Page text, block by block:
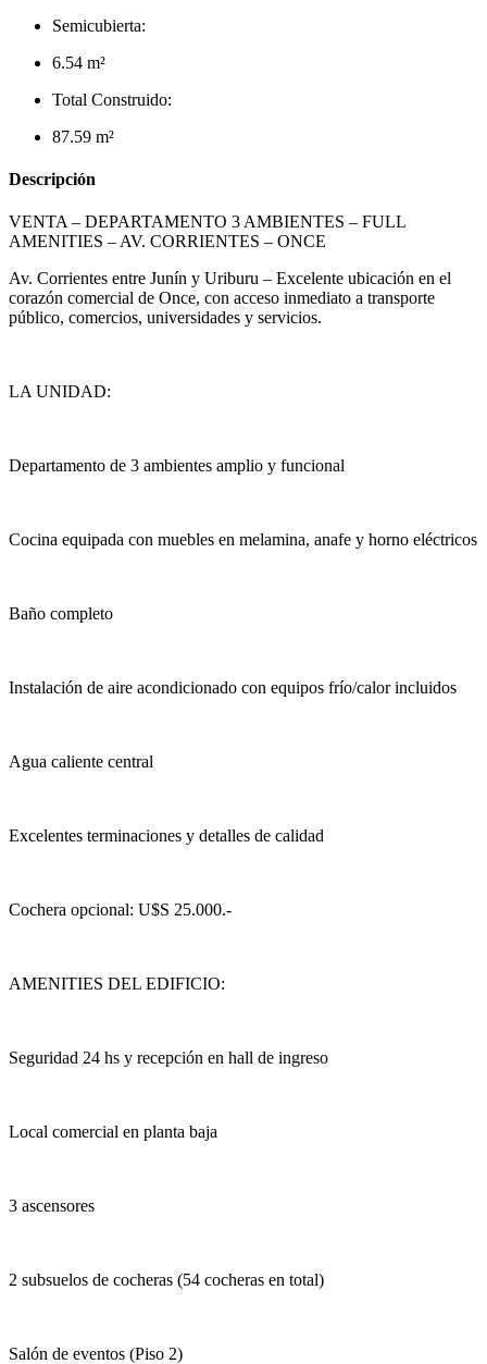
Semicubierta:
6.54 m²
Total Construido:
87.59 m²
Descripción
VENTA – DEPARTAMENTO 3 AMBIENTES – FULL
AMENITIES – AV. CORRIENTES – ONCE
Av. Corrientes entre Junín y Uriburu – Excelente ubicación en el
corazón comercial de Once, con acceso inmediato a transporte
público, comercios, universidades y servicios.
LA UNIDAD:
Departamento de 3 ambientes amplio y funcional
Cocina equipada con muebles en melamina, anafe y horno eléctricos
Baño completo
Instalación de aire acondicionado con equipos frío/calor incluidos
Agua caliente central
Excelentes terminaciones y detalles de calidad
Cochera opcional: U$S 25.000.-
AMENITIES DEL EDIFICIO:
Seguridad 24 hs y recepción en hall de ingreso
Local comercial en planta baja
3 ascensores
2 subsuelos de cocheras (54 cocheras en total)
Salón de eventos (Piso 2)